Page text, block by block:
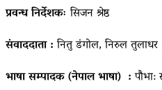
प्रवन्ध निर्देशकःसिजन श्रेष्ठ
संवाददाता :नितु डंगोल, निरुल
भाषा सम्पादक (नेपाल भाषा) :पौभा: